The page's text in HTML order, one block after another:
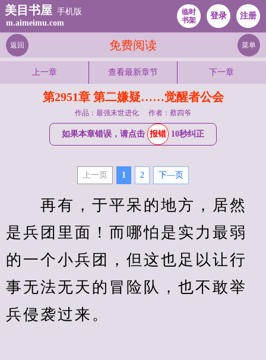
美目书屋 手机版
m.aimeimu.com
临时
书架
登录 注册
免费阅读
返回 菜单
上一章 查看最新章节 下一章
第2951章 第二嫌疑……觉醒者公会
作品：最强末世进化 作者：蔡四爷
如果本章错误，请点击 报错 10秒纠正
上一页 1 2 下—页
再有，于平呆的地方，居然
是兵团里面！而哪怕是实力最弱
的一个小兵团，但这也足以让行
事无法无天的冒险队，也不敢举
兵侵袭过来。